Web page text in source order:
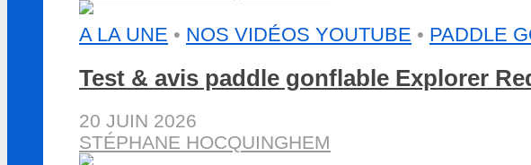
A LA UNE • NOS VIDÉOS YOUTUBE • PADDLE
Test & avis paddle gonflable Explorer
20 JUIN 2026
STÉPHANE HOCQUINGHEM